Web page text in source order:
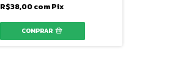
R$38,00comPix